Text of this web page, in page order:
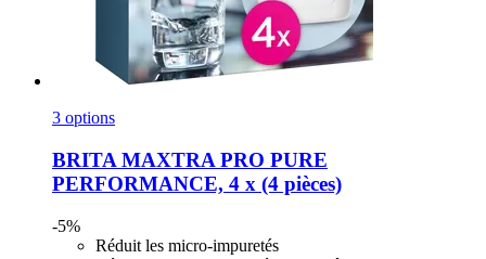
3 options
BRITA MAXTRA PRO PURE
PERFORMANCE, 4 x (4 pièces)
-5%
Réduit les micro-impuretés